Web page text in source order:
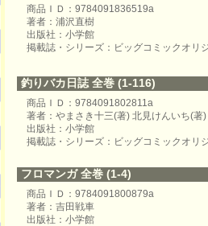
商品ＩＤ：9784091836519a
著者：浦沢直樹
出版社：小学館
掲載誌・シリーズ：ビッグコミックオリ
釣りバカ日誌 全巻 (1-116)
商品ＩＤ：9784091802811a
著者：やまさき十三(著) 北見けんいち(著)
出版社：小学館
掲載誌・シリーズ：ビッグコミックオリ
フロマンガ 全巻 (1-4)
商品ＩＤ：9784091800879a
著者：吉田戦車
出版社：小学館